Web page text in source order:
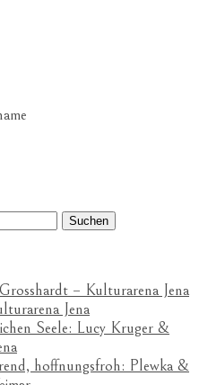
– Kulturarena Jena
Jena
Seele: Lucy Kruger &
hoffnungsfroh: Plewka &